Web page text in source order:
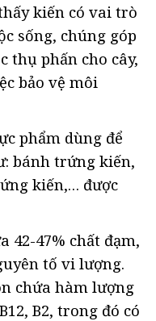
kiến có vai trò
sống, chúng góp
thụ phấn cho cây,
bảo vệ môi
phẩm dùng để
bánh trứng kiến,
kiến,… được
42-47% chất đạm,
tố vi lượng.
chứa hàm lượng
B2, trong đó có